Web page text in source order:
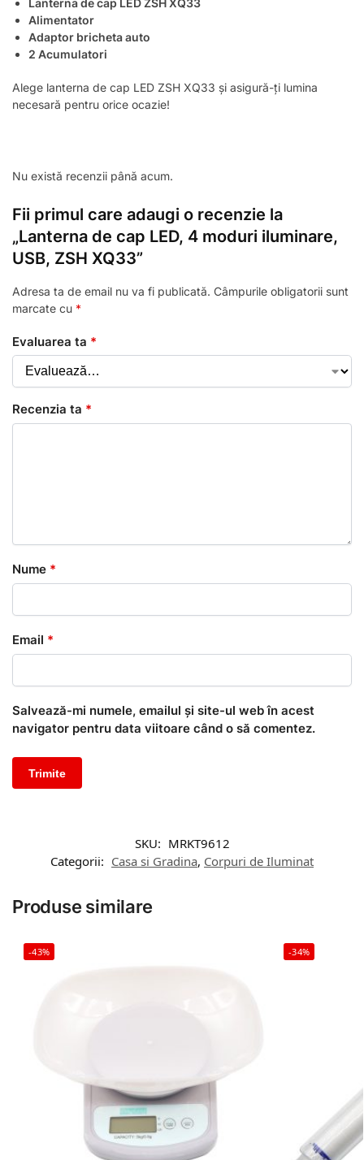
Alimentator
Adaptor bricheta auto
2 Acumulatori
Alege lanterna de cap LED ZSH XQ33 și asigură-ți lumina
necesară pentru orice ocazie!
Nu există recenzii până acum.
Fii primul care adaugi o recenzie la
„Lanterna de cap LED, 4 moduri iluminare,
USB, ZSH XQ33”
Adresa ta de email nu va fi publicată. Câmpurile obligatorii sunt
marcate cu *
Evaluarea ta *
Recenzia ta *
Nume *
Email *
Salvează-mi numele, emailul și site-ul web în acest
navigator pentru data viitoare când o să comentez.
SKU: MRKT9612
Categorii: Casa si Gradina, Corpuri de Iluminat
Produse similare
-43% -34%